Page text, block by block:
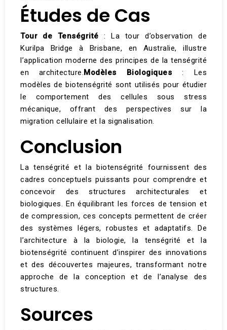
Études de Cas
Tour de Tenségrité : La tour d’observation de
Kurilpa Bridge à Brisbane, en Australie, illustre
l’application moderne des principes de la tenségrité
en architecture.Modèles Biologiques : Les
modèles de biotenségrité sont utilisés pour étudier
le comportement des cellules sous stress
mécanique, offrant des perspectives sur la
migration cellulaire et la signalisation​.
Conclusion
La tenségrité et la biotenségrité fournissent des
cadres conceptuels puissants pour comprendre et
concevoir des structures architecturales et
biologiques. En équilibrant les forces de tension et
de compression, ces concepts permettent de créer
des systèmes légers, robustes et adaptatifs. De
l’architecture à la biologie, la tenségrité et la
biotenségrité continuent d’inspirer des innovations
et des découvertes majeures, transformant notre
approche de la conception et de l’analyse des
structures​.
Sources